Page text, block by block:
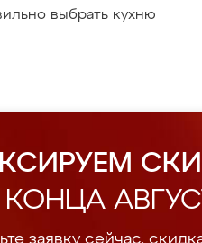
выбрать кухню
заявку сейчас,